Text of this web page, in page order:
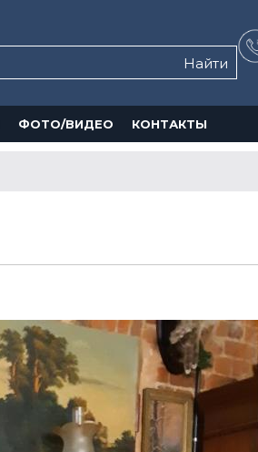
Найти
ФОТО/ВИДЕО КОНТАКТЫ